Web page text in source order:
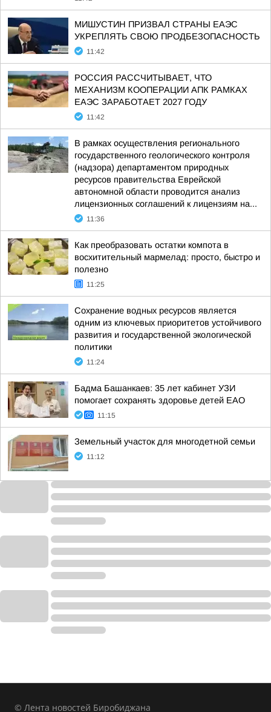
МИШУСТИН ПРИЗВАЛ СТРАНЫ ЕАЭС
УКРЕПЛЯТЬ СВОЮ ПРОДБЕЗОПАСНОСТЬ
11:42
РОССИЯ РАССЧИТЫВАЕТ, ЧТО
МЕХАНИЗМ КООПЕРАЦИИ АПК РАМКАХ
ЕАЭС ЗАРАБОТАЕТ 2027 ГОДУ
11:42
В рамках осуществления регионального
государственного геологического контроля
(надзора) департаментом природных
ресурсов правительства Еврейской
автономной области проводится анализ
лицензионных соглашений к лицензиям на...
11:36
Как преобразовать остатки компота в
восхитительный мармелад: просто, быстро и
полезно
11:25
Сохранение водных ресурсов является
одним из ключевых приоритетов устойчивого
развития и государственной экологической
политики
11:24
Бадма Башанкаев: 35 лет кабинет УЗИ
помогает сохранять здоровье детей ЕАО
11:15
Земельный участок для многодетной семьи
11:12
© Лента новостей Биробиджана